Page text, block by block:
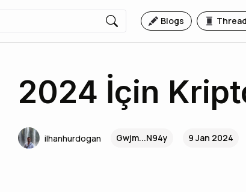
Blogs
2024 İçin
ilhanhurdogan Gwjm...N94y 9 Jan 2024